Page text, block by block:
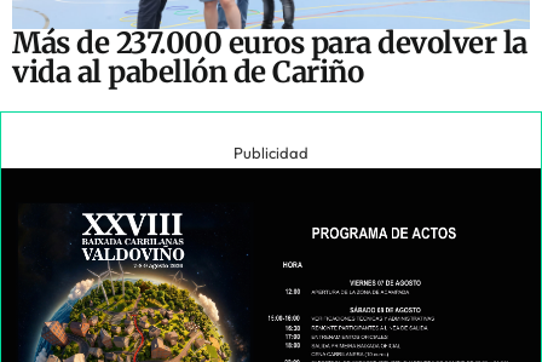
Más de 237.000 euros para devolver la
vida al pabellón de Cariño
Publicidad